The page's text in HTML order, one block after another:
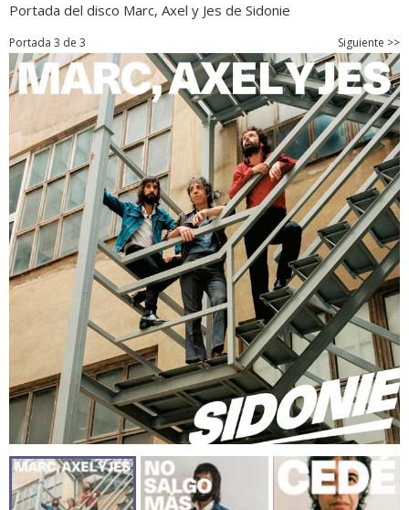
Portada del disco Marc, Axel y Jes de Sidonie
Portada 3 de 3 Siguiente >>